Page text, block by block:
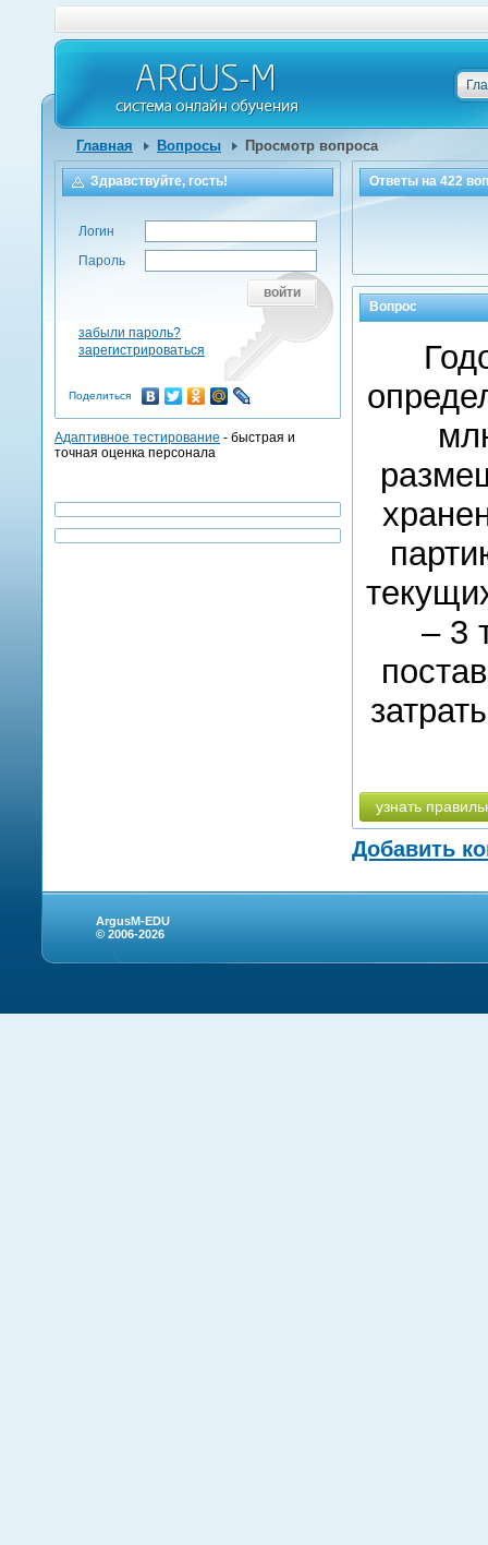
Главная Вопросы Просмотр вопроса
Ответы на422
Вопрос
– 3
узнать
Добавить
Здравствуйте, гость!
Логин
Пароль
войти
забыли пароль?
зарегистрироваться
Поделиться
Адаптивное тестирование - быстрая и
точная оценка персонала
ArgusM-EDU
© 2006-2026